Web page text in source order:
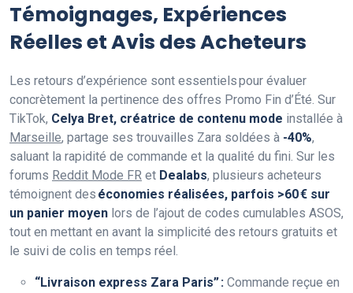
Témoignages, Expériences
Réelles et Avis des Acheteurs
Les retours d’expérience sont essentiels pour évaluer
concrètement la pertinence des offres Promo Fin d’Été. Sur
TikTok, Celya Bret, créatrice de contenu mode installée à
Marseille, partage ses trouvailles Zara soldées à -40%,
saluant la rapidité de commande et la qualité du fini. Sur les
forums Reddit Mode FR et Dealabs, plusieurs acheteurs
témoignent des économies réalisées, parfois >60 € sur
un panier moyen lors de l’ajout de codes cumulables ASOS,
tout en mettant en avant la simplicité des retours gratuits et
le suivi de colis en temps réel.
“Livraison express Zara Paris” : Commande reçue en